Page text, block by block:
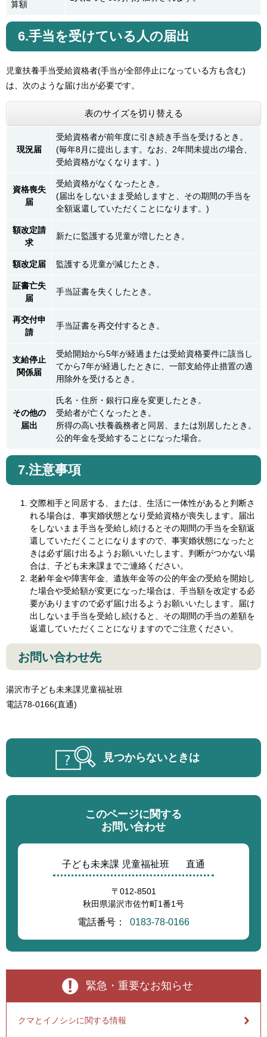
算額
6.手当を受けている人の届出
児童扶養手当受給資格者(手当が全部停止になっている方も含む)
は、次のような届け出が必要です。
表のサイズを切り替える
現況届
受給資格者が前年度に引き続き手当を受けるとき。
(毎年8月に提出します。なお、2年間未提出の場合、
受給資格がなくなります。)
資格喪失
届
受給資格がなくなったとき。
(届出をしないまま受給しますと、その期間の手当を
全額返還していただくことになります。)
額改定請
求
新たに監護する児童が増したとき。
額改定届 監護する児童が減じたとき。
証書亡失
届
手当証書を失くしたとき。
再交付申
請
手当証書を再交付するとき。
支給停止
関係届
受給開始から5年が経過または受給資格要件に該当し
てから7年が経過したときに、一部支給停止措置の適
用除外を受けるとき。
その他の
届出
氏名・住所・銀行口座を変更したとき。
受給者が亡くなったとき。
所得の高い扶養義務者と同居、または別居したとき。
公的年金を受給することになった場合。
7.注意事項
交際相手と同居する、または、生活に一体性があると判断さ
れる場合は、事実婚状態となり受給資格が喪失します。届出
をしないまま手当を受給し続けるとその期間の手当を全額返
還していただくことになりますので、事実婚状態になったと
きは必ず届け出るようお願いいたします。判断がつかない場
合は、子ども未来課までご連絡ください。
老齢年金や障害年金、遺族年金等の公的年金の受給を開始し
た場合や受給額が変更になった場合は、手当額を改定する必
要がありますので必ず届け出るようお願いいたします。届け
出しないま手当を受給し続けると、その期間の手当の差額を
返還していただくことになりますのでご注意ください。
お問い合わせ先
湯沢市子ども未来課児童福祉班
電話78-0166(直通)
見つからないときは
このページに関する
お問い合わせ
子ども未来課 児童福祉班 直通
〒012-8501
秋田県湯沢市佐竹町1番1号
電話番号： 0183-78-0166
緊急・重要なお知らせ
クマとイノシシに関する情報